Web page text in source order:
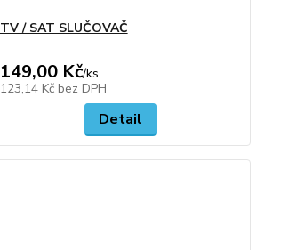
TV / SAT SLUČOVAČ
149,00 Kč/ks
123,14 Kč bez DPH
Detail